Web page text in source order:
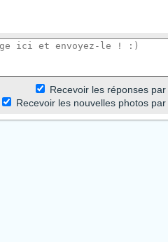
Recevoir les réponses par
Recevoir les nouvelles photos